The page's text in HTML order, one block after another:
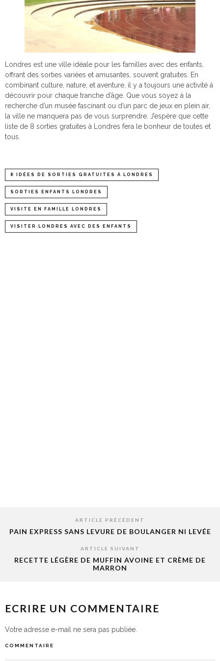
Londres est une ville idéale pour les familles avec des enfants,
offrant des sorties variées et amusantes, souvent gratuites. En
combinant culture, nature, et aventure, il y a toujours une activité à
découvrir pour chaque tranche d’âge. Que vous soyez à la
recherche d’un musée fascinant ou d’un parc de jeux en plein air,
la ville ne manquera pas de vous surprendre. J’espère que cette
liste de 8 sorties gratuites à Londres fera le bonheur de toutes et
tous.
8 IDÉES DE SORTIES GRATUITES À LONDRES
SORTIES ENFANTS LONDRES
VISITE EN FAMILLE LONDRES
VISITER LONDRES AVEC DES ENFANTS
ARTICLE PRÉCÉDENT
PAIN EXPRESS SANS LEVURE DE BOULANGER NI LEVÉE
ARTICLE SUIVANT
RECETTE LÉGÈRE DE MUFFIN AVOINE ET CRÈME DE
MARRON
ECRIRE UN COMMENTAIRE
Votre adresse e-mail ne sera pas publiée.
COMMENTAIRE